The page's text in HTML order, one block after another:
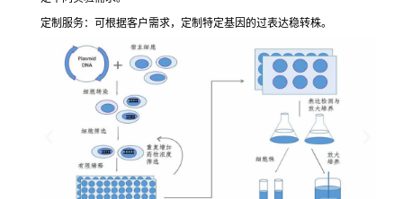
定制服务：可根据客户需求，定制特定基因的过表达稳转株。